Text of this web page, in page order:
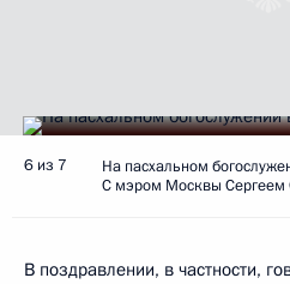
6 из 7
На пасхальном
С мэром Москвы Сергеем
В поздравлении, в частности,